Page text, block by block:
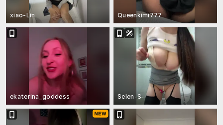
xiao-Lin Queenkimi777
ekaterina_goddess Selen-S